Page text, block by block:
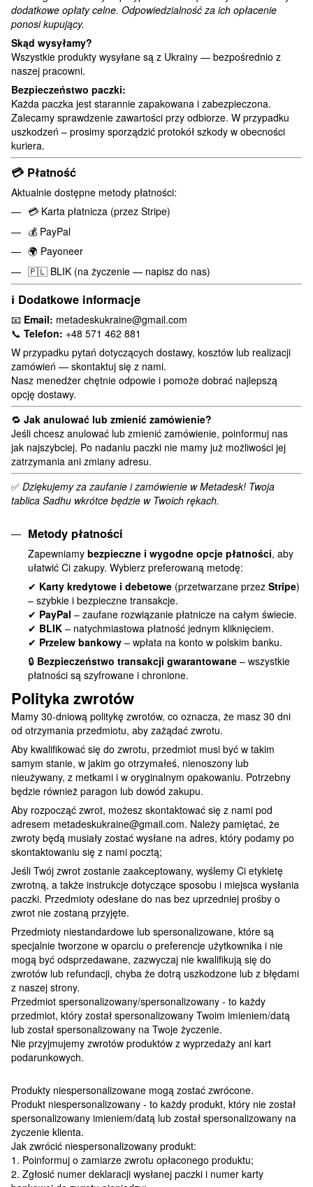
dodatkowe opłaty celne. Odpowiedzialność za ich opłacenie
ponosi kupujący.
Skąd wysyłamy?
Wszystkie produkty wysyłane są z Ukrainy — bezpośrednio z
naszej pracowni.
Bezpieczeństwo paczki:
Każda paczka jest starannie zapakowana i zabezpieczona.
Zalecamy sprawdzenie zawartości przy odbiorze. W przypadku
uszkodzeń – prosimy sporządzić protokół szkody w obecności
kuriera.
💳 Płatność
Aktualnie dostępne metody płatności:
💳 Karta płatnicza (przez Stripe)
💰 PayPal
🌍 Payoneer
🇵🇱 BLIK (na życzenie — napisz do nas)
ℹ️ Dodatkowe informacje
📧 Email: metadeskukraine@gmail.com
📞 Telefon: +48 571 462 881
W przypadku pytań dotyczących dostawy, kosztów lub realizacji
zamówień — skontaktuj się z nami.
Nasz menedżer chętnie odpowie i pomoże dobrać najlepszą
opcję dostawy.
🔁 Jak anulować lub zmienić zamówienie?
Jeśli chcesz anulować lub zmienić zamówienie, poinformuj nas
jak najszybciej. Po nadaniu paczki nie mamy już możliwości jej
zatrzymania ani zmiany adresu.
✅ Dziękujemy za zaufanie i zamówienie w Metadesk! Twoja
tablica Sadhu wkrótce będzie w Twoich rękach.
Metody płatności
Zapewniamy bezpieczne i wygodne opcje płatności, aby
ułatwić Ci zakupy. Wybierz preferowaną metodę:
✔ Karty kredytowe i debetowe (przetwarzane przez Stripe)
– szybkie i bezpieczne transakcje.
✔ PayPal – zaufane rozwiązanie płatnicze na całym świecie.
✔ BLIK – natychmiastowa płatność jednym kliknięciem.
✔ Przelew bankowy – wpłata na konto w polskim banku.
🔒 Bezpieczeństwo transakcji gwarantowane – wszystkie
płatności są szyfrowane i chronione.
Polityka zwrotów
Mamy 30-dniową politykę zwrotów, co oznacza, że masz 30 dni
od otrzymania przedmiotu, aby zażądać zwrotu.
Aby kwalifikować się do zwrotu, przedmiot musi być w takim
samym stanie, w jakim go otrzymałeś, nienoszony lub
nieużywany, z metkami i w oryginalnym opakowaniu. Potrzebny
będzie również paragon lub dowód zakupu.
Aby rozpocząć zwrot, możesz skontaktować się z nami pod
adresem metadeskukraine@gmail.com. Należy pamiętać, że
zwroty będą musiały zostać wysłane na adres, który podamy po
skontaktowaniu się z nami pocztą;
Jeśli Twój zwrot zostanie zaakceptowany, wyślemy Ci etykietę
zwrotną, a także instrukcje dotyczące sposobu i miejsca wysłania
paczki. Przedmioty odesłane do nas bez uprzedniej prośby o
zwrot nie zostaną przyjęte.
Przedmioty niestandardowe lub spersonalizowane, które są
specjalnie tworzone w oparciu o preferencje użytkownika i nie
mogą być odsprzedawane, zazwyczaj nie kwalifikują się do
zwrotów lub refundacji, chyba że dotrą uszkodzone lub z błędami
z naszej strony.
Przedmiot spersonalizowany/spersonalizowany - to każdy
przedmiot, który został spersonalizowany Twoim imieniem/datą
lub został spersonalizowany na Twoje życzenie.
Nie przyjmujemy zwrotów produktów z wyprzedaży ani kart
podarunkowych.
Produkty niespersonalizowane mogą zostać zwrócone.
Produkt niespersonalizowany - to każdy produkt, który nie został
spersonalizowany imieniem/datą lub został spersonalizowany na
życzenie klienta.
Jak zwrócić niespersonalizowany produkt:
1. Poinformuj o zamiarze zwrotu opłaconego produktu;
2. Zgłosić numer deklaracji wysłanej paczki i numer karty